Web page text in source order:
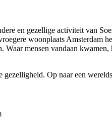
en gezellige activiteit van
woonplaats Amsterdam
mensen vandaan
gezelligheid. Op naar een